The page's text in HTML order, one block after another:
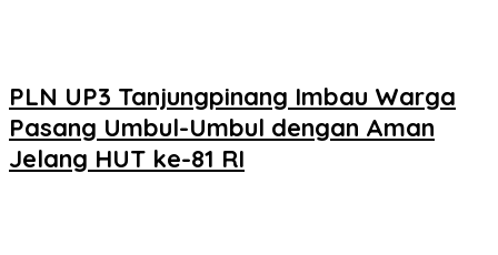
PLN UP3 Tanjungpinang Imbau Warga
Pasang Umbul-Umbul dengan Aman
Jelang HUT ke-81 RI